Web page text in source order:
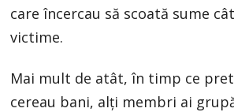
care încercau să scoată sume
victime.
Mai mult de atât, în timp ce
cereau bani, alţi membri ai